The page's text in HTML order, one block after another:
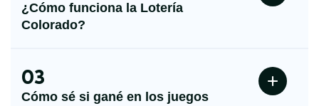
¿Cómo funciona la Lotería
Colorado?
03
Cómo sé si gané en los juegos